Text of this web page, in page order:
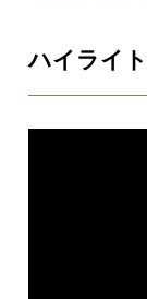
ハイライト